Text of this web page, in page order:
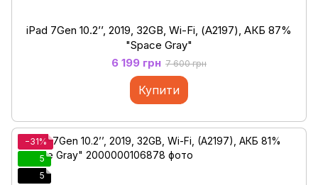
iPad 7Gen 10.2’’, 2019, 32GB, Wi-Fi, (А2197), АКБ 87%
"Space Gray"
6 199 грн 7 600 грн
Купити
−31%
5
5